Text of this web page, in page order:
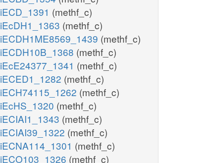
iECD_1391 (methf_c)
iEcDH1_1363 (methf_c)
iECDH1ME8569_1439 (methf_c)
iECDH10B_1368 (methf_c)
iEcE24377_1341 (methf_c)
iECED1_1282 (methf_c)
iECH74115_1262 (methf_c)
iEcHS_1320 (methf_c)
iECIAI1_1343 (methf_c)
iECIAI39_1322 (methf_c)
iECNA114_1301 (methf_c)
iECO103_1326 (methf_c)